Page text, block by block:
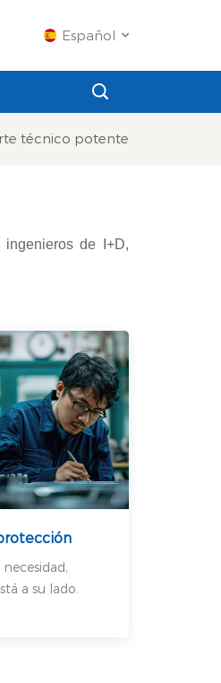
Español
English
Español
日语
técnico potente
de I+D,
necesidad,
a su lado.